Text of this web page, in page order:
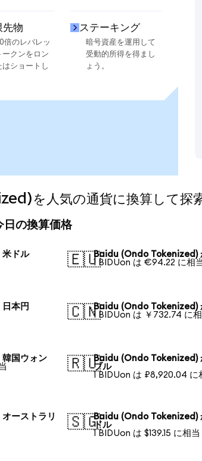
先物
倍のレバレッ
ークンをロン
はショートし
ステーキング
暗号資産を運用して
受動的所得を得まし
ょう。
を人気の通貨に換算して探
日の換算価格
ドル
🇪🇺Baidu (Ondo Tokenized)
1 BIDUon は €94.22 に相
本円
🇨🇳Baidu (Ondo Tokenized)
1 BIDUon は ￥732.74 に
国ウォン
🇷🇺Baidu (Ondo Tokenized)
ブル
1 BIDUon は ₽8,920.04 に
ーストラリ
🇸🇬Baidu (Ondo Tokenized)
ドル
1 BIDUon は $139.15 に相当